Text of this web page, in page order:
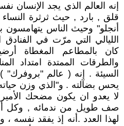
إنه العالم الذي يجد الإنسان
قلق , بارد , حيث ثرثرة
أنجلو" وحيث الناس
الليالي التي مرّت في
كان بالمطاعم المغطاة
والطرقات الممتدة امتداد
السيئة . إنه ( عالم "بروفرك"
يحس بضآلته . و"الذي وزن
لا يعدو ان يكون مضحك
صف طويل من ندمائه , وكل
لهذا العدد .أنه إذ يفقد